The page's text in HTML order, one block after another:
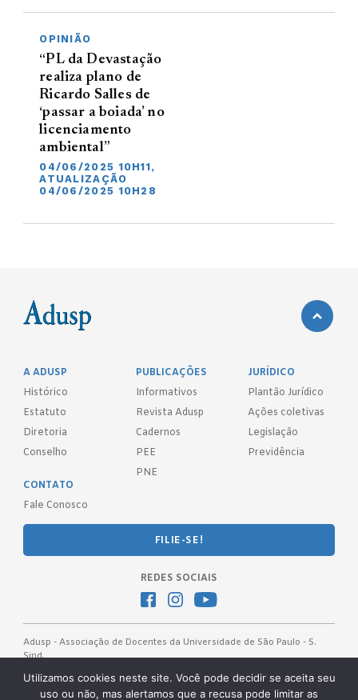
OPINIÃO
“PL da Devastação
realiza plano de
Ricardo Salles de
‘passar a boiada’ no
licenciamento
ambiental”
04/06/2025 10H11,
ATUALIZAÇÃO
04/06/2025 10H28
A ADUSP
Histórico
Estatuto
Diretoria
Conselho
PUBLICAÇÕES
Informativos
Revista Adusp
Cadernos
PEE
PNE
JURÍDICO
Plantão Jurídico
Ações coletivas
Legislação
Previdência
CONTATO
Fale Conosco
FILIE-SE!
REDES SOCIAIS
Adusp - Associação de Docentes da Universidade de São Paulo - S.
Sind.
Av. Prof. Almeida Prado, 1366 - São Paulo, SP - CEP 05508-070
Telefones: (11) 3091-4465 / 66 ● (11) 3813-5573 ● (11) 3815-9245 ●
Utilizamos cookies neste site. Você pode decidir se aceita seu
uso ou não, mas alertamos que a recusa pode limitar as